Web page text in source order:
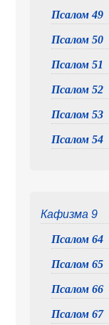
Псалом 49
Псалом 50
Псалом 51
Псалом 52
Псалом 53
Псалом 54
Кафизма 9
Псалом 64
Псалом 65
Псалом 66
Псалом 67